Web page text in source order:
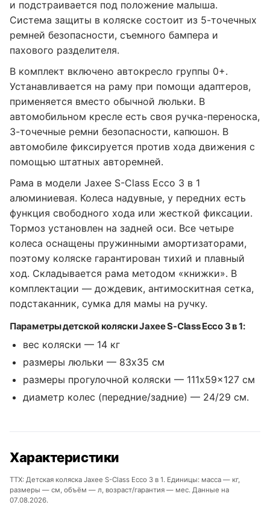
и подстраивается под положение малыша.
Система защиты в коляске состоит из 5-точечных
ремней безопасности, съемного бампера и
пахового разделителя.
В комплект включено автокресло группы 0+.
Устанавливается на раму при помощи адаптеров,
применяется вместо обычной люльки. В
автомобильном кресле есть своя ручка-переноска,
3-точечные ремни безопасности, капюшон. В
автомобиле фиксируется против хода движения с
помощью штатных авторемней.
Рама в модели Jaxee S-Class Ecco 3 в 1
алюминиевая. Колеса надувные, у передних есть
функция свободного хода или жесткой фиксации.
Тормоз установлен на задней оси. Все четыре
колеса оснащены пружинными амортизаторами,
поэтому коляске гарантирован тихий и плавный
ход. Складывается рама методом «книжки». В
комплектации — дождевик, антимоскитная сетка,
подстаканник, сумка для мамы на ручку.
Параметры детской коляски Jaxee S-Class Ecco 3 в 1:
вес коляски — 14 кг
размеры люльки — 83x35 см
размеры прогулочной коляски — 111x59x127 см
диаметр колес (передние/задние) — 24/29 см.
Характеристики
ТТХ: Детская коляска Jaxee S-Class Ecco 3 в 1. Единицы: масса — кг,
размеры — см, объём — л, возраст/гарантия — мес. Данные на
07.08.2026.